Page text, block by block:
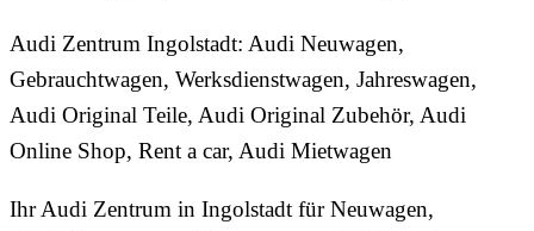
Audi Zentrum Ingolstadt: Audi Neuwagen,
Gebrauchtwagen, Werksdienstwagen, Jahreswagen,
Audi Original Teile, Audi Original Zubehör, Audi
Online Shop, Rent a car, Audi Mietwagen
Ihr Audi Zentrum in Ingolstadt für Neuwagen,